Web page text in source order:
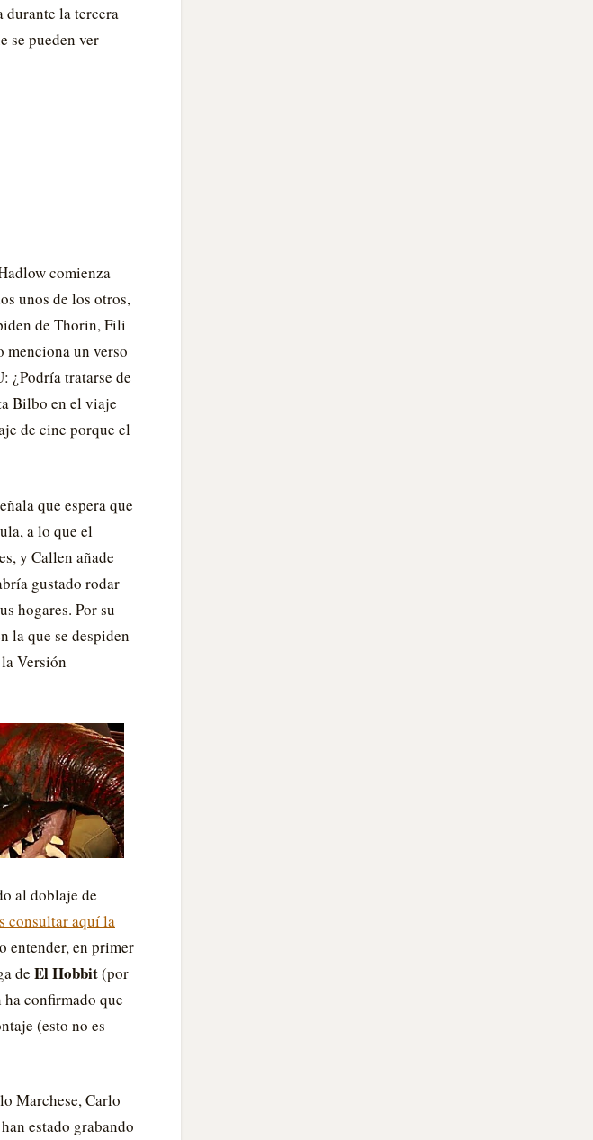
durante la tercera
se pueden ver
comienza
unos de los otros,
de Thorin, Fili
menciona un verso
: ¿Podría tratarse de
Bilbo en el viaje
de cine porque el
que espera que
a lo que el
y Callen añade
gustado rodar
hogares. Por su
la que se despiden
Versión
al doblaje de
consultar aquí la
entender, en primer
de El Hobbit(por
confirmado que
(esto no es
Marchese, Carlo
estado grabando